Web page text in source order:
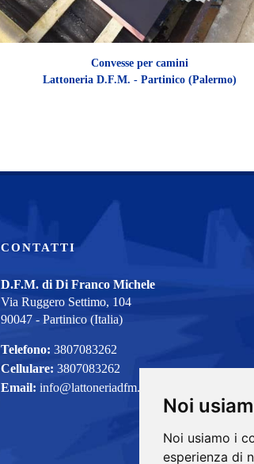
Noi
Noi usiamo i
esperienza di
Convesse per camini
Lattoneria D.F.M. - Partinico (Palermo)
CONTATTI
D.F.M. di Di Franco Michele
Via Ruggero Settimo, 104
90047 - Partinico (Italia)
Telefono: 3807083262
Cellulare: 3807083262
Email: info@lattoneriadfm.com